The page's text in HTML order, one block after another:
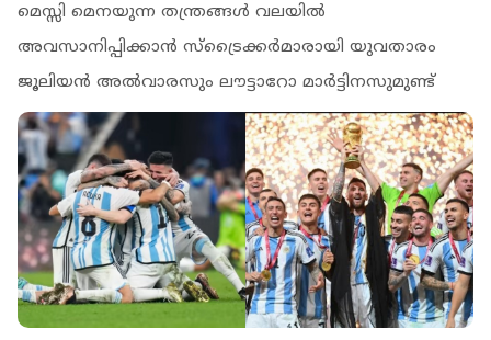
മെസ്സി മെനയുന്ന തന്ത്രങ്ങൾ വലയിൽ
അവസാനിപ്പിക്കാൻ സ്‌ട്രൈക്കർമാരായി യുവതാരം
ജൂലിയൻ അൽവാരസും ലൗട്ടാറോ മാർട്ടിനസുമുണ്ട്